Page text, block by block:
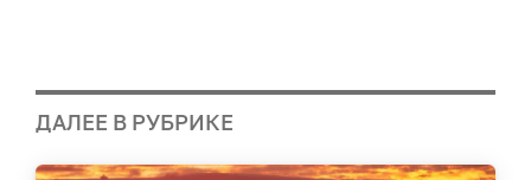
ДАЛЕЕ В РУБРИКЕ